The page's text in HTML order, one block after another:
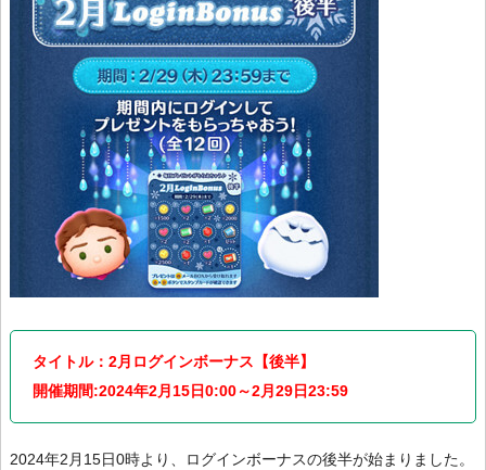
タイトル：2月ログインボーナス【後半】
開催期間:2024年2月15日0:00～2月29日23:59
2024年2月15日0時より、ログインボーナスの後半が始まりました。